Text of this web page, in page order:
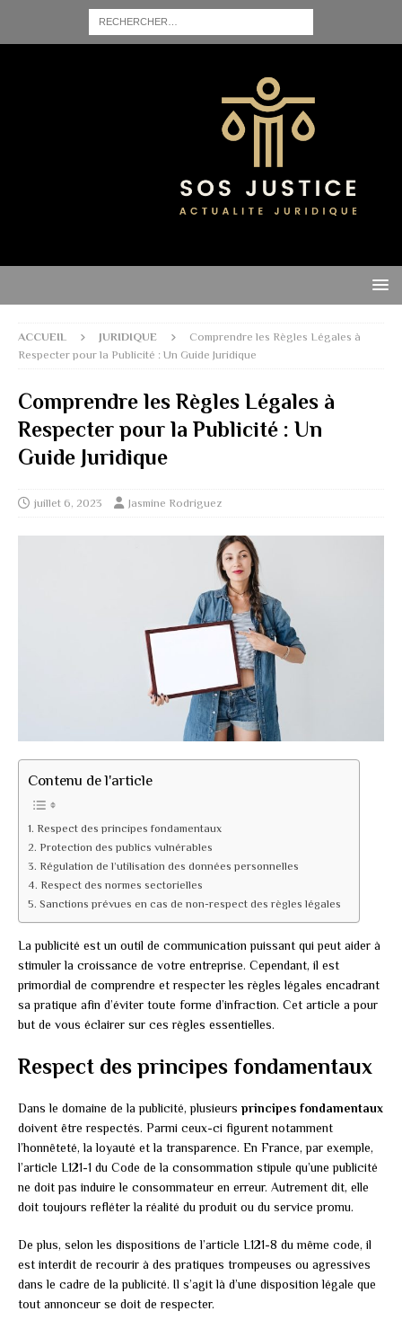
ACCUEIL JURIDIQUE
Comprendre les Règles Légales à
Respecter pour la Publicité : Un Guide Juridique
Comprendre les Règles Légales à
Respecter pour la Publicité : Un
Guide Juridique
juillet 6, 2023 Jasmine Rodriguez
Contenu de l'article
Respect des principes fondamentaux
Protection des publics vulnérables
Régulation de l’utilisation des données personnelles
Respect des normes sectorielles
Sanctions prévues en cas de non-respect des règles légales
La publicité est un outil de communication puissant qui peut aider à
stimuler la croissance de votre entreprise. Cependant, il est
primordial de comprendre et respecter les règles légales encadrant
sa pratique afin d’éviter toute forme d’infraction. Cet article a pour
but de vous éclairer sur ces règles essentielles.
Respect des principes fondamentaux
Dans le domaine de la publicité, plusieurs principes fondamentaux
doivent être respectés. Parmi ceux-ci figurent notamment
l’honnêteté, la loyauté et la transparence. En France, par exemple,
l’article L121-1 du Code de la consommation stipule qu’une publicité
ne doit pas induire le consommateur en erreur. Autrement dit, elle
doit toujours refléter la réalité du produit ou du service promu.
De plus, selon les dispositions de l’article L121-8 du même code, il
est interdit de recourir à des pratiques trompeuses ou agressives
dans le cadre de la publicité. Il s’agit là d’une disposition légale que
tout annonceur se doit de respecter.